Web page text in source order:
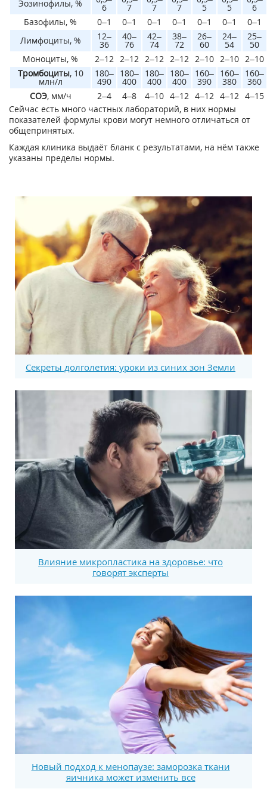
Эозинофилы, % 6 7 7 7 5 5
6
Базофилы, %
0–1 0–1 0–1 0–1 0–1 0–1
0–1
Лимфоциты, %
12–
36
40–
76
42–
74
38–
72
26–
60
24–
54
25–
50
Моноциты, %
2–12 2–12 2–12 2–12 2–10 2–10 2–10
Тромбоциты, 10
млн/л
180–
490
180–
400
180–
400
180–
400
160–
390
160–
380
160–
360
СОЭ, мм/ч 2–4 4–8 4–10 4–12 4–12 4–12 4–15
Сейчас есть много частных лабораторий, в них нормы
показателей формулы крови могут немного отличаться от
общепринятых.
Каждая клиника выдаёт бланк с результатами, на нём также
указаны пределы нормы.
Секреты долголетия: уроки из синих зон Земли
Влияние микропластика на здоровье: что
говорят эксперты
Новый подход к менопаузе: заморозка ткани
яичника может изменить все